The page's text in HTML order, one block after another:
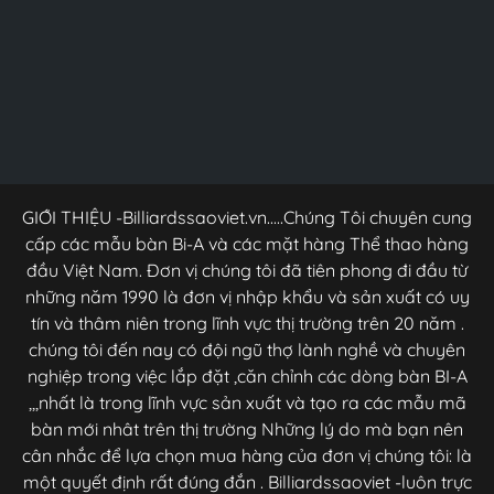
GIỚI THIỆU -Billiardssaoviet.vn.....Chúng Tôi chuyên cung
cấp các mẫu bàn Bi-A và các mặt hàng Thể thao hàng
đầu Việt Nam. Đơn vị chúng tôi đã tiên phong đi đầu từ
những năm 1990 là đơn vị nhập khẩu và sản xuất có uy
tín và thâm niên trong lĩnh vực thị trường trên 20 năm .
chúng tôi đến nay có đội ngũ thợ lành nghề và chuyên
nghiệp trong việc lắp đặt ,căn chỉnh các dòng bàn BI-A
,,,nhất là trong lĩnh vực sản xuất và tạo ra các mẫu mã
bàn mới nhât trên thị trường Những lý do mà bạn nên
cân nhắc để lựa chọn mua hàng của đơn vị chúng tôi: là
một quyết định rất đúng đắn . Billiardssaoviet -luôn trực